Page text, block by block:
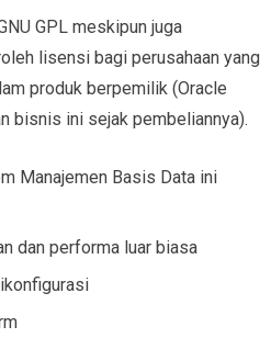
GPL meskipun juga
lisensi bagi perusahaan yang
produk berpemilik (Oracle
bisnis ini sejak pembeliannya).
Manajemen Basis Data ini
dan performa luar biasa